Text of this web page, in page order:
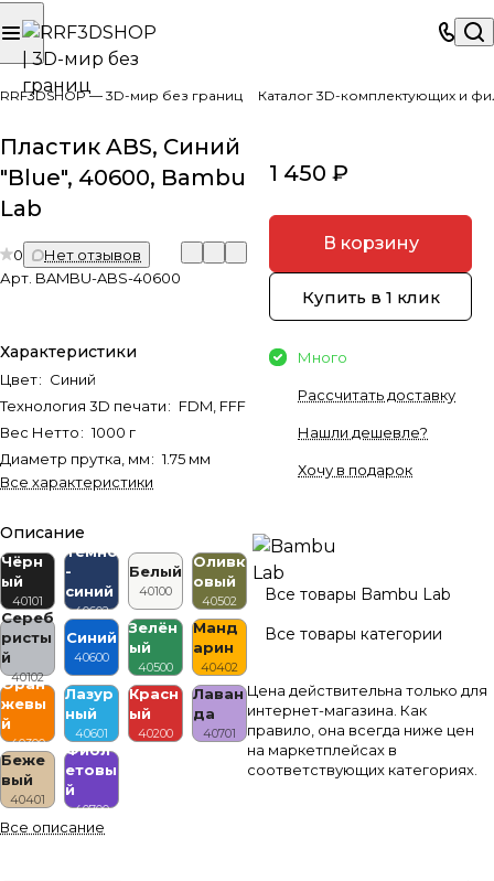
RRF3DSHOP — 3D-мир без границ Каталог 3D-комплектующих и
Пластик ABS, Синий
"Blue", 40600, Bambu
Lab
0
Нет отзывов
Арт. BAMBU-ABS-40600
Характеристики
Цвет: Синий
Технология 3D печати: FDM, FFF
Вес Нетто: 1000 г
Диаметр прутка, мм: 1.75 мм
Все характеристики
Описание
Чёрн
ый
40101
Тёмно
-
синий
40602
Белый
40100
Оливк
овый
40502
Сереб
ристы
й
40102
Синий
40600
Зелён
ый
40500
Манд
арин
40402
Оран
жевы
й
40300
Лазур
ный
40601
Красн
ый
40200
Лаван
да
40701
Беже
вый
40401
Фиол
етовы
й
40700
Все описание
1 450 ₽
В корзину
Купить в 1 клик
Много
Рассчитать доставку
Нашли дешевле?
Хочу в подарок
Все товары Bambu Lab
Все товары категории
Цена действительна только для
интернет-магазина. Как
правило, она всегда ниже цен
на маркетплейсах в
соответствующих категориях.